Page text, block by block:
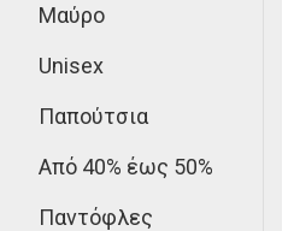
Μαύρο
Unisex
Παπούτσια
Από 40% έως 50%
Παντόφλες